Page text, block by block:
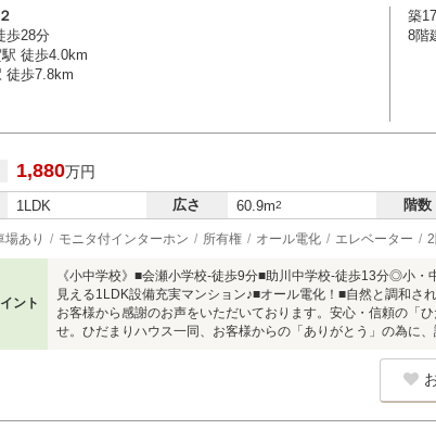
歩28分
徒歩4.0km
徒歩7.8km
築
8階
1,880万円
1LDK 広さ 60.9m2 階数
場あり モニタ付インターホン 所有権 オール電化 エレベーター
ント
《小中学校》■会瀬小学校-徒歩9分■助川中学校-徒歩13分◎小
見える1LDK設備充実マンション♪■オール電化！■自然と調和さ
お客様から感謝のお声をいただいております。安心・信頼の「
せ。ひだまりハウス一同、お客様からの「ありがとう」の為に